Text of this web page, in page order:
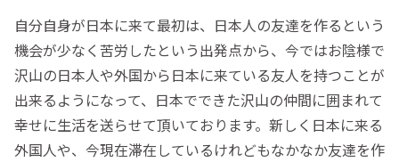
自分自身が日本に来て最初は、日本人の友達を作るという
機会が少なく苦労したという出発点から、今ではお陰様で
沢山の日本人や外国から日本に来ている友人を持つことが
出来るようになって、日本でできた沢山の仲間に囲まれて
幸せに生活を送らせて頂いております。新しく日本に来る
外国人や、今現在滞在しているけれどもなかなか友達を作